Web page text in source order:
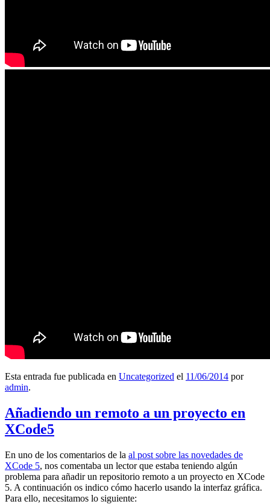
Esta entrada fue publicada en Uncategorized el 11/06/2014 por
admin.
Añadiendo un remoto a un proyecto en
XCode5
En uno de los comentarios de la al post sobre las novedades de
XCode 5, nos comentaba un lector que estaba teniendo algún
problema para añadir un repositorio remoto a un proyecto en XCode
5. A continuación os indico cómo hacerlo usando la interfaz gráfica.
Para ello, necesitamos lo siguiente: